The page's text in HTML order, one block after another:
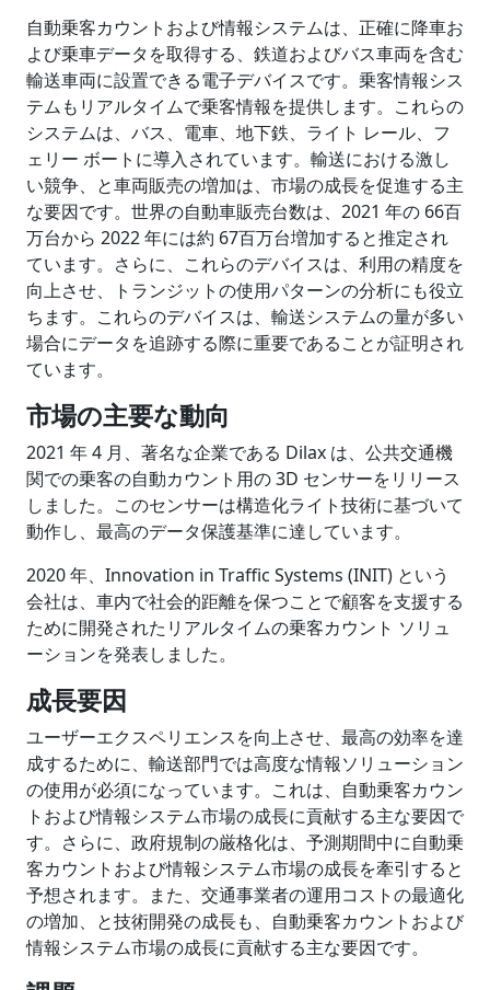
自動乗客カウントおよび情報システムは、正確に降車お
よび乗車データを取得する、鉄道およびバス車両を含む
輸送車両に設置できる電子デバイスです。乗客情報シス
テムもリアルタイムで乗客情報を提供します。これらの
システムは、バス、電車、地下鉄、ライト レール、フ
ェリー ボートに導入されています。輸送における激し
い競争、と車両販売の増加は、市場の成長を促進する主
な要因です。世界の自動車販売台数は、2021 年の 66百
万台から 2022 年には約 67百万台増加すると推定され
ています。さらに、これらのデバイスは、利用の精度を
向上させ、トランジットの使用パターンの分析にも役立
ちます。これらのデバイスは、輸送システムの量が多い
場合にデータを追跡する際に重要であることが証明され
ています。
市場の主要な動向
2021 年 4 月、著名な企業である Dilax は、公共交通機
関での乗客の自動カウント用の 3D センサーをリリース
しました。このセンサーは構造化ライト技術に基づいて
動作し、最高のデータ保護基準に達しています。
2020 年、Innovation in Traffic Systems (INIT) という
会社は、車内で社会的距離を保つことで顧客を支援する
ために開発されたリアルタイムの乗客カウント ソリュ
ーションを発表しました。
成長要因
ユーザーエクスペリエンスを向上させ、最高の効率を達
成するために、輸送部門では高度な情報ソリューション
の使用が必須になっています。これは、自動乗客カウン
トおよび情報システム市場の成長に貢献する主な要因で
す。さらに、政府規制の厳格化は、予測期間中に自動乗
客カウントおよび情報システム市場の成長を牽引すると
予想されます。また、交通事業者の運用コストの最適化
の増加、と技術開発の成長も、自動乗客カウントおよび
情報システム市場の成長に貢献する主な要因です。